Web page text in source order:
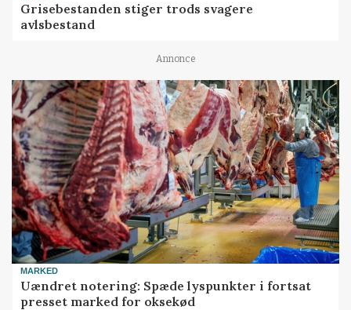
Grisebestanden stiger trods svagere
avlsbestand
Annonce
MARKED
Uændret notering: Spæde lyspunkter i fortsat
presset marked for oksekød